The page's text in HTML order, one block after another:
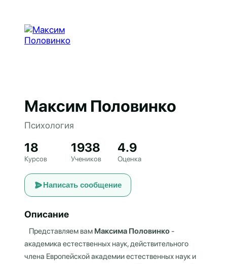
Максим Половинко
Психология
18
Курсов
1938
Учеников
4.9
Оценка
Написать сообщение
Описание
Представляем вам Максима Половинко-
академика естественных наук, действительного
члена Европейской академии естественных наук и